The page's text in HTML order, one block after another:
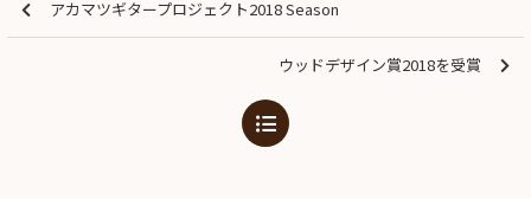
アカマツギタープロジェクト2018 Season
ウッドデザイン賞2018を受賞